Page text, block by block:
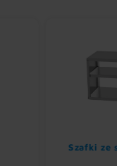
Szafki ze stali